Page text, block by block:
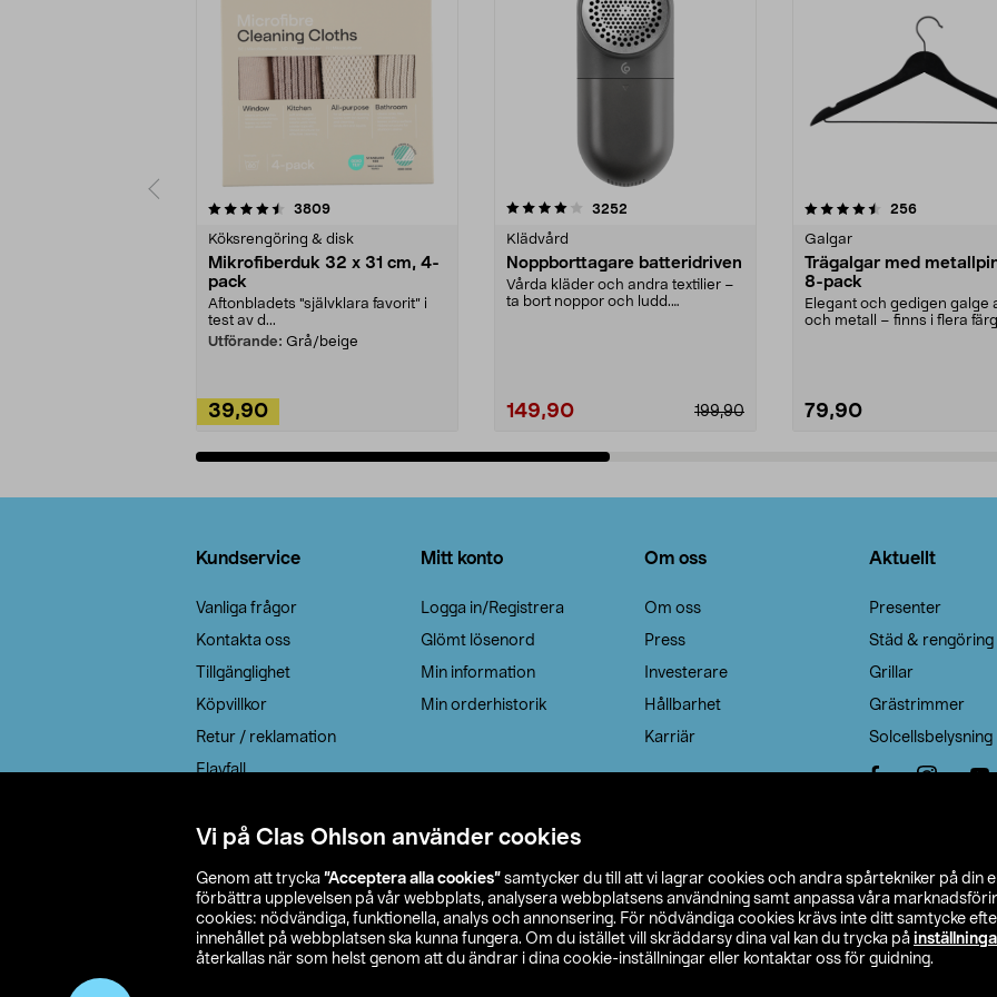
Vi på Clas Ohlson använder cookies
Genom att trycka ”Acceptera alla cookies” samtycker du till att vi lagrar cookies och andra spårtekniker på din
förbättra upplevelsen på vår webbplats, analysera webbplatsens användning samt anpassa våra
cookies: nödvändiga, funktionella, analys och annonsering. För nödvändiga cookies krävs inte ditt samtycke
innehållet på webbplatsen ska kunna fungera. Om du istället vill skräddarsy dina val kan du trycka på
återkallas när som helst genom att du ändrar i dina cookie-inställningar eller kontaktar oss för guidning.
3809recensioner
Köksrengöring & disk
Mikrofiberduk 32 x 31 cm, 4-
pack
Aftonbladets "självklara favorit” i
test av d...
Utförande: Grå/beige
39,90
4.0av 5 stjärnor 3252
Klädvård
Noppborttagare batteridriven
Vårda kläder och andra textilier –
ta bort noppor och ludd.
199,90
149,90
4.5av 5 stjärnor 256recensioner
Galgar
Trägalgar med
8-pack
Elegant och gedigen galge
och metall – finns i flera
79,90
4.0av 5 stjärnor
Kundservice
Vanliga frågor
Kontakta oss
Tillgänglighet
Köpvillkor
Retur / reklamation
Elavfall
Leveransalternativ
Mitt konto
Logga in/Registrera
Glömt lösenord
Min information
Min orderhistorik
Om oss
Om oss
Press
Investerare
Hållbarhet
Karriär
Aktuellt
Presenter
Städ & rengöring
Grillar
Grästrimmer
Solcellsbelysning